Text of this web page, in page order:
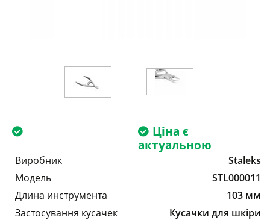
Ціна є
актуальною
Виробник
Staleks
Модель
STL000011
Длина инструмента
103 мм
Застосування кусачек
Кусачки для шкіри